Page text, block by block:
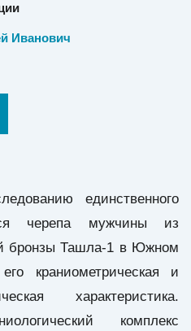
Иванович
единственного
черепа мужчины из
бронзы Ташла-1 в Южном
краниометрическая и
характеристика.
комплекс